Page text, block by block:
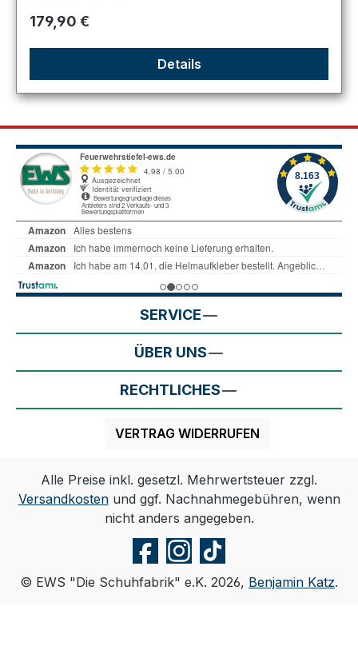
Regulärer Preis:
179,90 €
Details
SERVICE
ÜBER UNS
RECHTLICHES
VERTRAG WIDERRUFEN
Alle Preise inkl. gesetzl. Mehrwertsteuer zzgl.
Versandkostenund ggf. Nachnahmegebühren, wenn
nicht anders angegeben.
© EWS "Die Schuhfabrik" e.K. 2026, Benjamin Katz.